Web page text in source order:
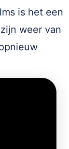
is het een
weer van